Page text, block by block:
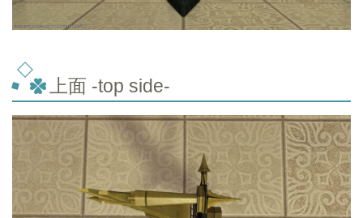
上面 -top side-